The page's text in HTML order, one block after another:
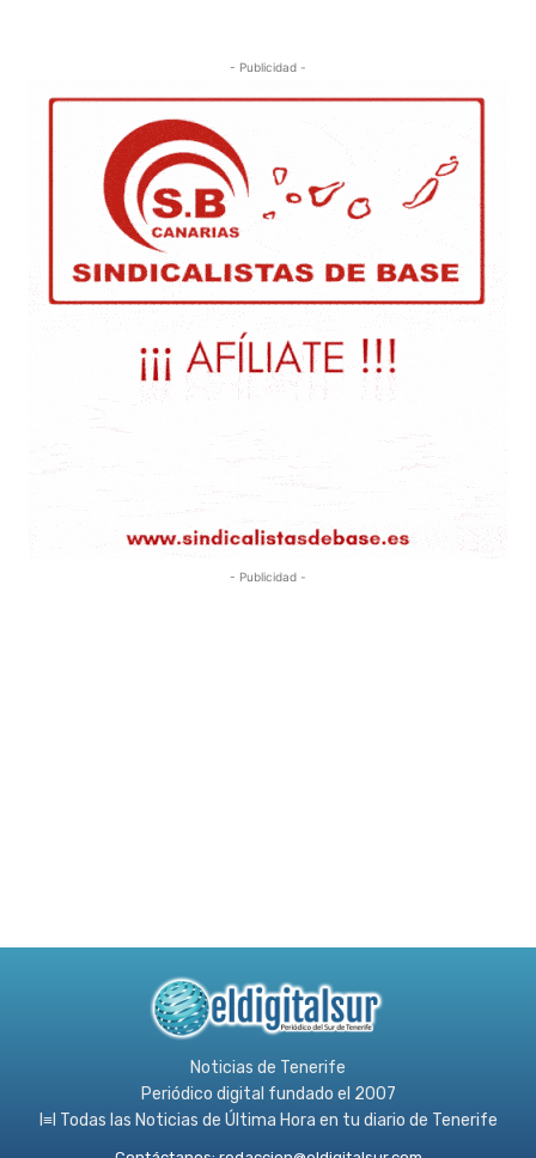
- Publicidad -
- Publicidad -
Noticias de Tenerife
Periódico digital fundado el 2007
l≡l Todas las Noticias de Última Hora en tu diario de Tenerife